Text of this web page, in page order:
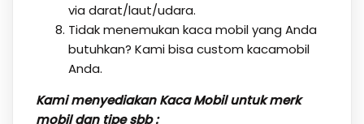
via darat/laut/udara.
Tidak menemukan kaca mobil yang Anda
butuhkan? Kami bisa custom kacamobil
Anda.
Kami menyediakan Kaca Mobil untuk merk
mobil dan tipe sbb :